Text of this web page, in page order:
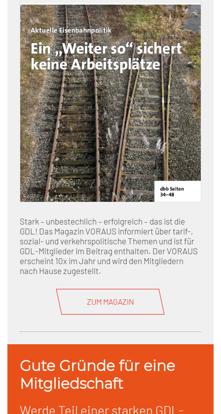
Stark – unbestechlich – erfolgreich – das ist die
GDL! Das Magazin VORAUS informiert über tarif-,
sozial- und verkehrspolitische Themen und ist für
GDL-Mitglieder im Beitrag enthalten. Der VORAUS
erscheint 10x im Jahr und wird den Mitgliedern
nach Hause zugestellt.
ZUM MAGAZIN
Gute Gründe für eine
Mitgliedschaft
Werde Teil einer starken GDL-